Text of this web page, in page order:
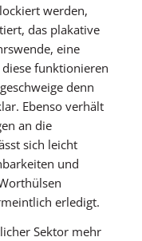
werden,
das plakative
eine
diese funktionieren
denn
Ebenso verhält
an die
sich leicht
und
erledigt.
Sektor mehr